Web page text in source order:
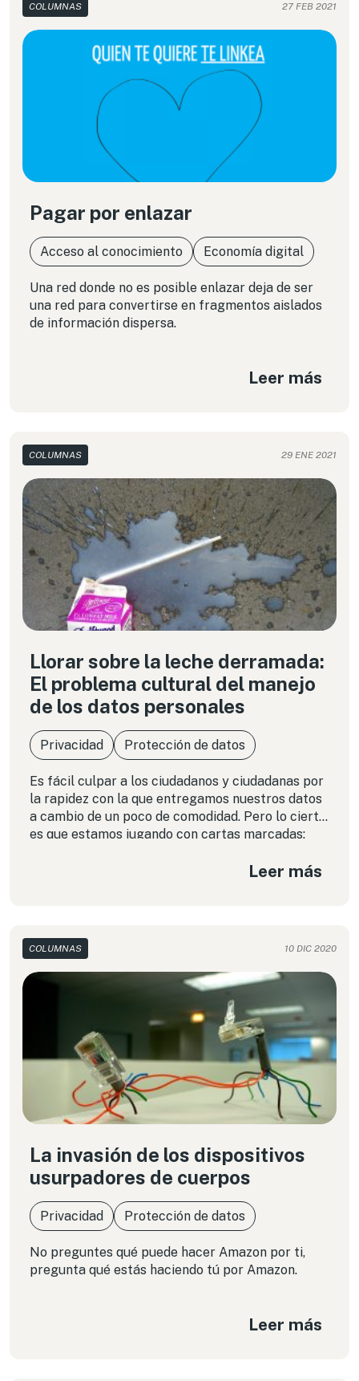
COLUMNAS 27 FEB 2021
Pagar por enlazar
Acceso al conocimiento Economía digital
Una red donde no es posible enlazar deja de ser
una red para convertirse en fragmentos aislados
de información dispersa.
Leer más
COLUMNAS 29 ENE 2021
Llorar sobre la leche derramada:
El problema cultural del manejo
de los datos personales
Privacidad Protección de datos
Es fácil culpar a los ciudadanos y ciudadanas por
la rapidez con la que entregamos nuestros datos
a cambio de un poco de comodidad. Pero lo cierto
es que estamos jugando con cartas marcadas:
el peso de la desigualdad económica y social que
Leer más
COLUMNAS 10 DIC 2020
La invasión de los dispositivos
usurpadores de cuerpos
Privacidad Protección de datos
No preguntes qué puede hacer Amazon por ti,
pregunta qué estás haciendo tú por Amazon.
Leer más